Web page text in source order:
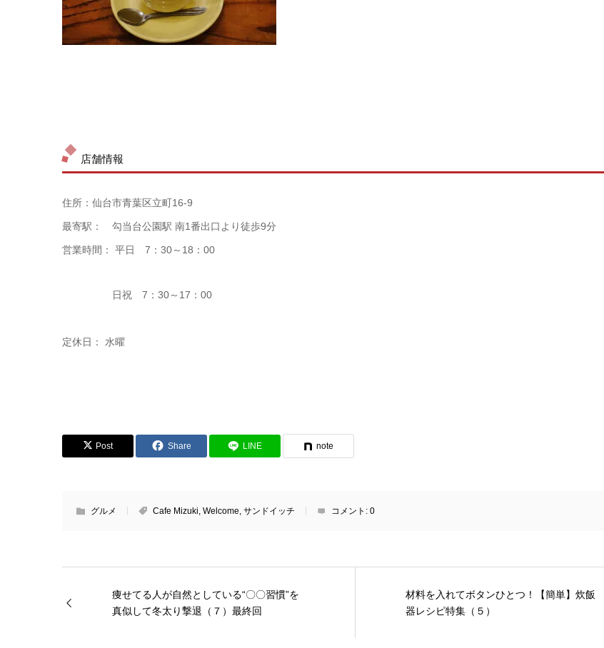
店舗情報
住所：仙台市青葉区立町16-9
最寄駅： 勾当台公園駅 南1番出口より徒歩9分
営業時間： 平日 7：30～18：00
日祝 7：30～17：00
定休日： 水曜
Post Share LINE note
グルメ Cafe Mizuki, Welcome, サンドイッチ コメント: 0
痩せてる人が自然としている“〇〇習慣”を
真似して冬太り撃退（７）最終回
材料を入れてボタンひとつ！【簡単】炊飯
器レシピ特集（５）